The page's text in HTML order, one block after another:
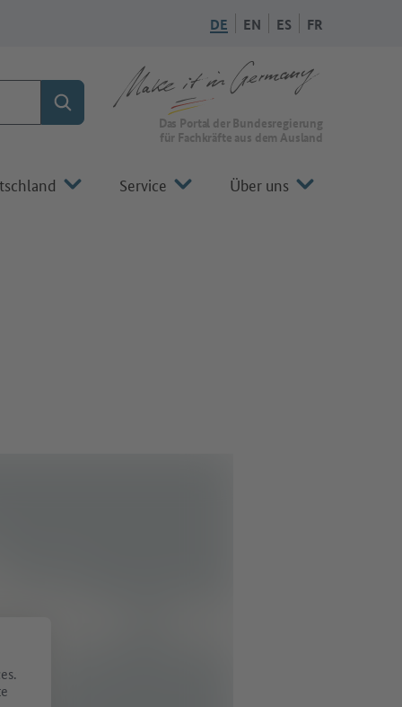
DE EN ES FR
Suchen Zur Startseite von Make it in Germany
Das Portal der Bundesregierung
für Fachkräfte aus dem Ausland
Service Über uns